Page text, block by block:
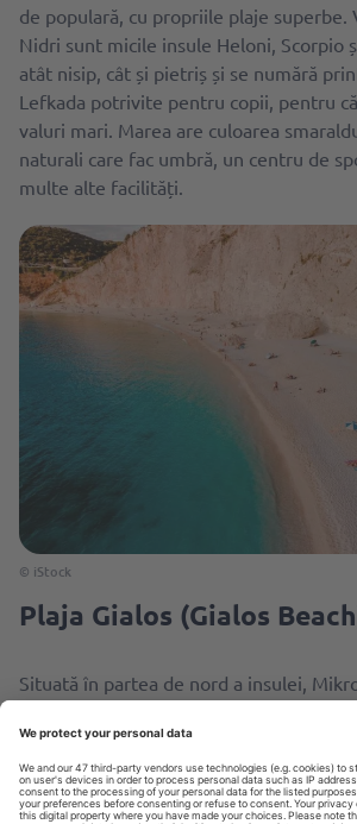
de populară, cu propriile plaje superbe.
Nidri sunt micile insule Heloni, Scorpio
atât nisip, cât și pietriș și se numără
Lefkada potrivite pentru copii, pentru
valuri mari. Marea are culoarea
naturali care fac umbră, un centru de
multe alte facilități.
© iStock
Plaja Gialos (Gialos
Situată în partea de nord a insulei,
Este o plajă liniștită, perfectă pentru
copii, dar și pentru scufundări. Este
30 km de orașul Lefkada.